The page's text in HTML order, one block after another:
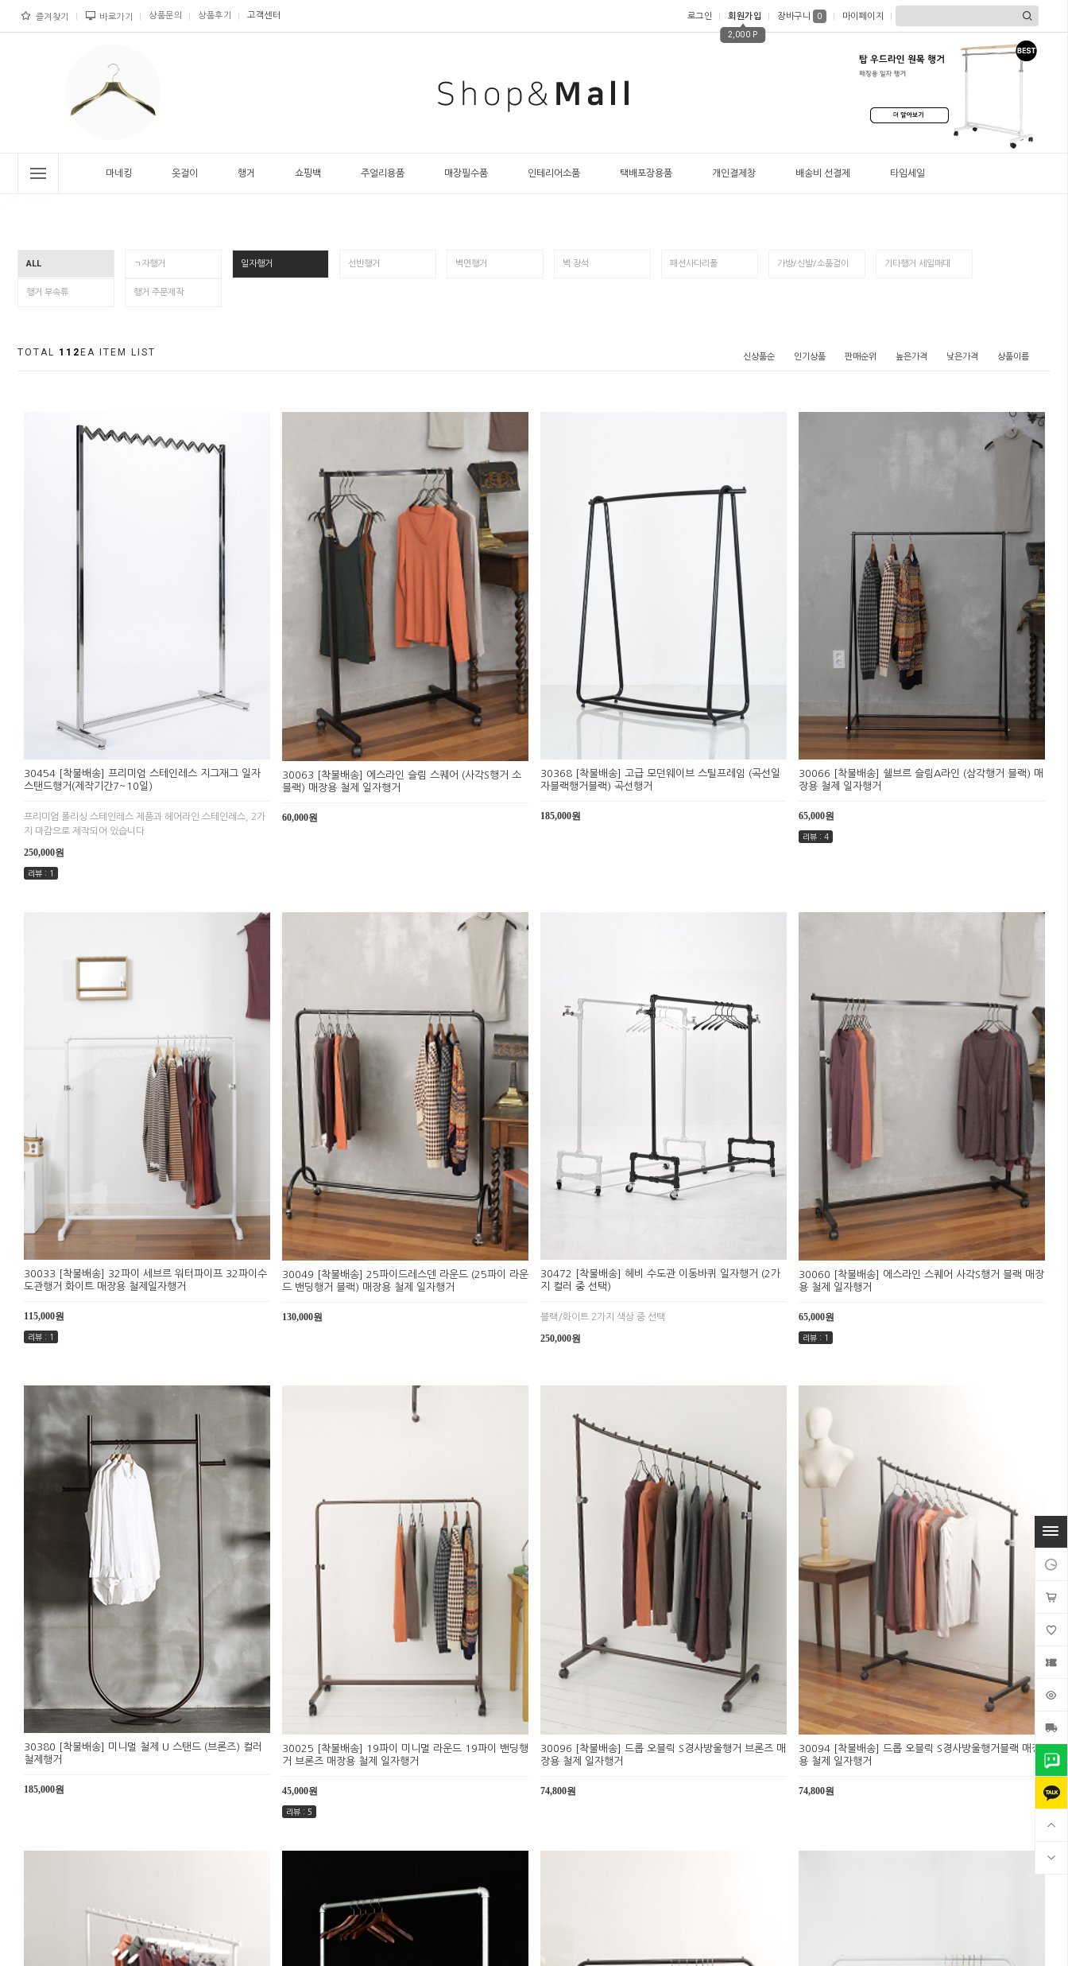
즐겨찾기 바로가기 상품문의 상품후기 고객센터 로그인 회원가입
2,000 P
장바구니 0 마이페이지
마네킹 옷걸이 행거 쇼핑백 주얼리용품 매장필수품 인테리어소품 택배포장용품 개인결제창 배송비 선결제 타임세일
ALL ㄱ자행거 일자행거 선반행거 벽면행거 벽 장석 패션사다리폴 가방/신발/소품걸이 기타행거 세일매대
행거 부속류 행거 주문제작
TOTAL 112 EA ITEM LIST 신상품순 인기상품 판매순위 높은가격 낮은가격 상품이름
30454 [착불배송] 프리미엄 스테인레스 지그재그 일자
스탠드행거(제작기간7~10일)
프리미엄 폴리싱 스테인레스 제품과 헤어라인 스테인레스, 2가
지 마감으로 제작되어 있습니다
250,000원
리뷰 : 1
30063 [착불배송] 에스라인 슬림 스퀘어 (사각S행거 소
블랙) 매장용 철제 일자행거
60,000원
30368 [착불배송] 고급 모던웨이브 스틸프레임 (곡선일
자블랙행거블랙) 곡선행거
185,000원
30066 [착불배송] 쉘브르 슬림A라인 (삼각행거 블랙) 매
장용 철제 일자행거
65,000원
리뷰 : 4
30033 [착불배송] 32파이 세브르 워터파이프 32파이수
도관행거 화이트 매장용 철제일자행거
115,000원
리뷰 : 1
30049 [착불배송] 25파이드레스덴 라운드 (25파이 라운
드 밴딩행거 블랙) 매장용 철제 일자행거
130,000원
30472 [착불배송] 헤비 수도관 이동바퀴 일자행거 (2가
지 컬러 중 선택)
블랙/화이트 2가지 색상 중 선택
250,000원
30060 [착불배송] 에스라인 스퀘어 사각S행거 블랙 매장
용 철제 일자행거
65,000원
리뷰 : 1
30380 [착불배송] 미니멀 철제 U 스탠드 (브론즈) 컬러
철제행거
185,000원
30025 [착불배송] 19파이 미니멀 라운드 19파이 밴딩행
거 브론즈 매장용 철제 일자행거
45,000원
리뷰 : 5
30096 [착불배송] 드롭 오블릭 S경사방울행거 브론즈 매
장용 철제 일자행거
74,800원
30094 [착불배송] 드롭 오블릭 S경사방울행거블랙 매장
용 철제 일자행거
74,800원